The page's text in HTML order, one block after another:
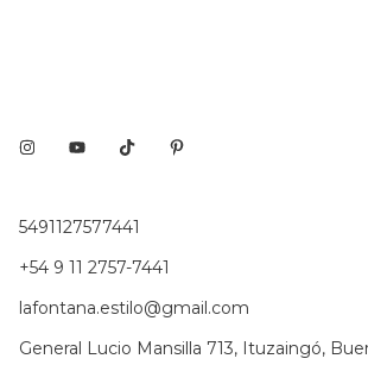
5491127577441
+54 9 11 2757-7441
lafontana.estilo@gmail.com
General Lucio Mansilla 713, Ituzaingó,